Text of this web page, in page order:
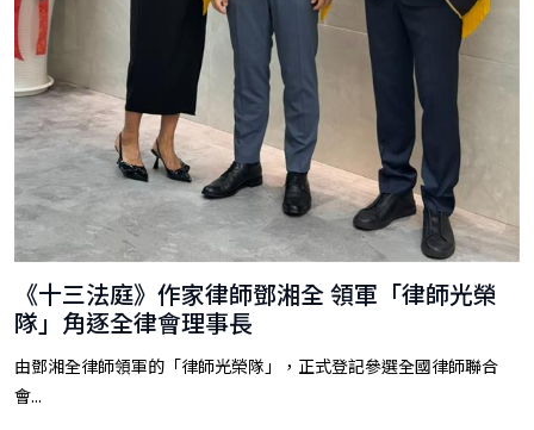
《十三法庭》作家律師鄧湘全 領軍「律師光榮
隊」角逐全律會理事長
由鄧湘全律師領軍的「律師光榮隊」，正式登記參選全國律師聯合
會...